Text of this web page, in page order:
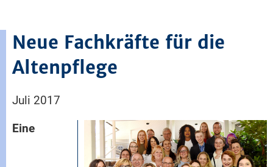
Neue Fachkräfte für die
Altenpflege
Juli 2017
Eine